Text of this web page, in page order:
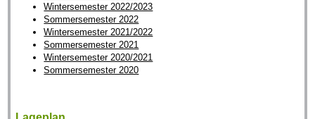
Wintersemester 2022/2023
Sommersemester 2022
Wintersemester 2021/2022
Sommersemester 2021
Wintersemester 2020/2021
Sommersemester 2020